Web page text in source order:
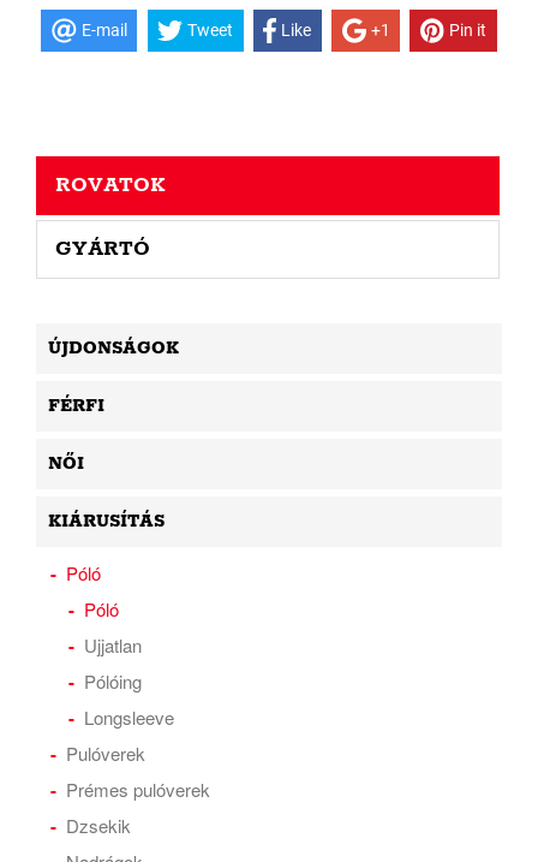
E-mail Tweet Like +1 Pin it
ROVATOK
GYÁRTÓ
ÚJDONSÁGOK
FÉRFI
NŐI
KIÁRUSÍTÁS
Póló
Póló
Ujjatlan
Pólóing
Longsleeve
Pulóverek
Prémes pulóverek
Dzsekik